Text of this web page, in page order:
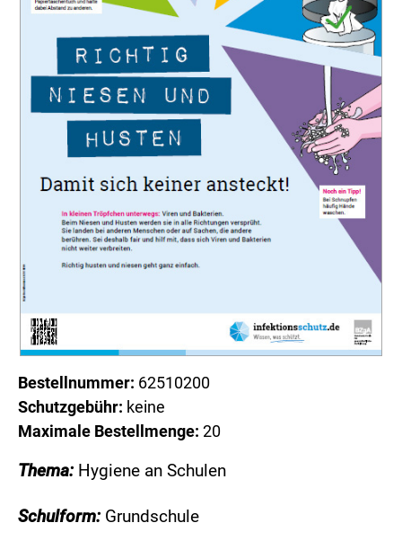
Bestellnummer: 62510200
Schutzgebühr: keine
Maximale Bestellmenge: 20
Thema: Hygiene an Schulen
Schulform: Grundschule